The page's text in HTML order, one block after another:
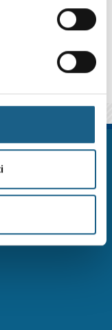
fare login. Scegli
o come privato.
certificato secondo le
Professionale
p.iva 04260000379